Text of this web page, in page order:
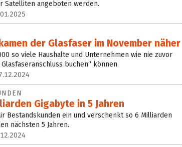
Satelliten angeboten werden.
der Glasfaser im November näher
so viele Haushalte und Unternehmen wie nie zuvor
buchen“ können.
Gigabyte in 5 Jahren
Bestandskunden ein und verschenkt so 6 Milliarden
nächsten 5 Jahren.